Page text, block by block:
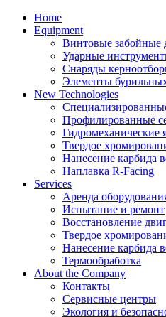
Home
Equipment
Винтовые забойные
Ударные
Снаряды
Элементы
New Technologies
Профилированные
Гидромеханические
Твердое
Нанесение карбида
Наплавка R-Facing
Services
Аренда
Испытание и ремонт
Восстановление
Твердое
Нанесение карбида
Термообработка
About the Company
Контакты
Сервисные центры
Экология и